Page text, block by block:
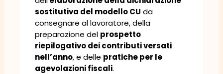
sostitutiva del modello CU da
consegnare al lavoratore, della
preparazione del prospetto
riepilogativo dei contributi versati
nell’anno, e delle pratiche per le
agevolazioni fiscali.